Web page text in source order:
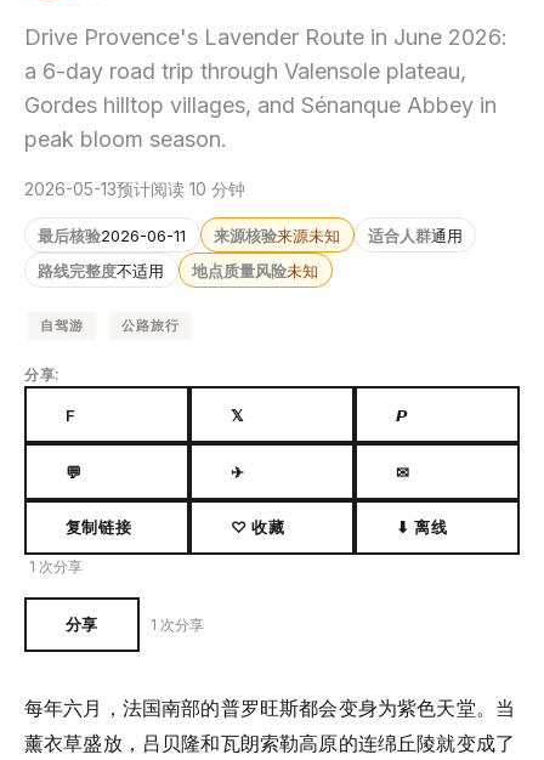
Drive Provence's Lavender Route in June 2026:
a 6-day road trip through Valensole plateau,
Gordes hilltop villages, and Sénanque Abbey in
peak bloom season.
2026-05-13预计阅读 10 分钟
最后核验2026-06-11 来源核验来源未知 适合人群通用
路线完整度不适用 地点质量风险未知
自驾游 公路旅行
分享:
F 𝕏 𝙋
💬 ✈ ✉
复制链接 ♡ 收藏 ⬇ 离线
1 次分享
分享 1 次分享
每年六月，法国南部的普罗旺斯都会变身为紫色天堂。当
薰衣草盛放，吕贝隆和瓦朗索勒高原的连绵丘陵就变成了